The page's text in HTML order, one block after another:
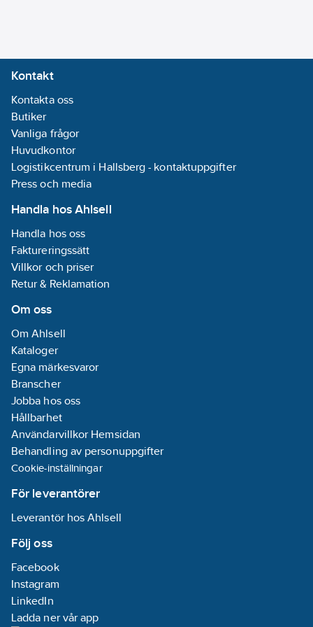
Kontakt
Kontakta oss
Butiker
Vanliga frågor
Huvudkontor
Logistikcentrum i Hallsberg - kontaktuppgifter
Press och media
Handla hos Ahlsell
Handla hos oss
Faktureringssätt
Villkor och priser
Retur & Reklamation
Om oss
Om Ahlsell
Kataloger
Egna märkesvaror
Branscher
Jobba hos oss
Hållbarhet
Användarvillkor Hemsidan
Behandling av personuppgifter
Cookie-inställningar
För leverantörer
Leverantör hos Ahlsell
Följ oss
Facebook
Instagram
LinkedIn
Ladda ner vår app